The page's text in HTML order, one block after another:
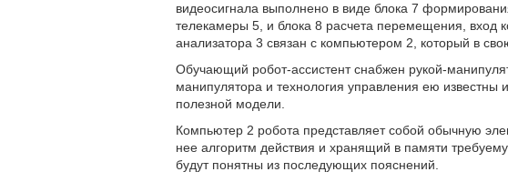
видеосигнала выполнено в виде блока 7
телекамеры 5, и блока 8 расчета перемещения, вход
анализатора 3 связан с компьютером 2, который в
Обучающий робот-ассистент снабжен рукой-
манипулятора и технология управления ею
полезной модели.
Компьютер 2 робота представляет собой обычную
нее алгоритм действия и хранящий в памяти
будут понятны из последующих пояснений.